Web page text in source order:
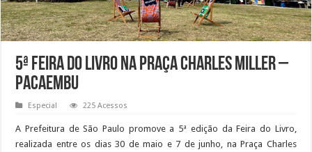
5ª Feira do Livro na Praça Charles Miller –
Pacaembu
Especial 225 Acessos
A Prefeitura de São Paulo promove a 5ª edição da Feira do Livro,
realizada entre os dias 30 de maio e 7 de junho, na Praça Charles